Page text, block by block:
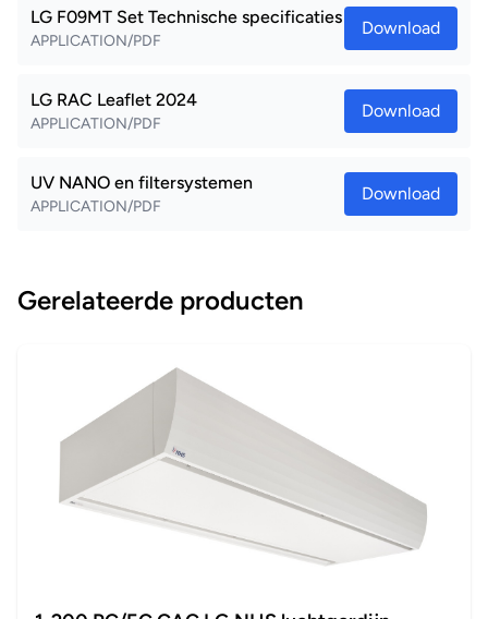
LG F09MT Set Technische specificaties
APPLICATION/PDF
Download
LG RAC Leaflet 2024
APPLICATION/PDF
Download
UV NANO en filtersystemen
APPLICATION/PDF
Download
Gerelateerde producten